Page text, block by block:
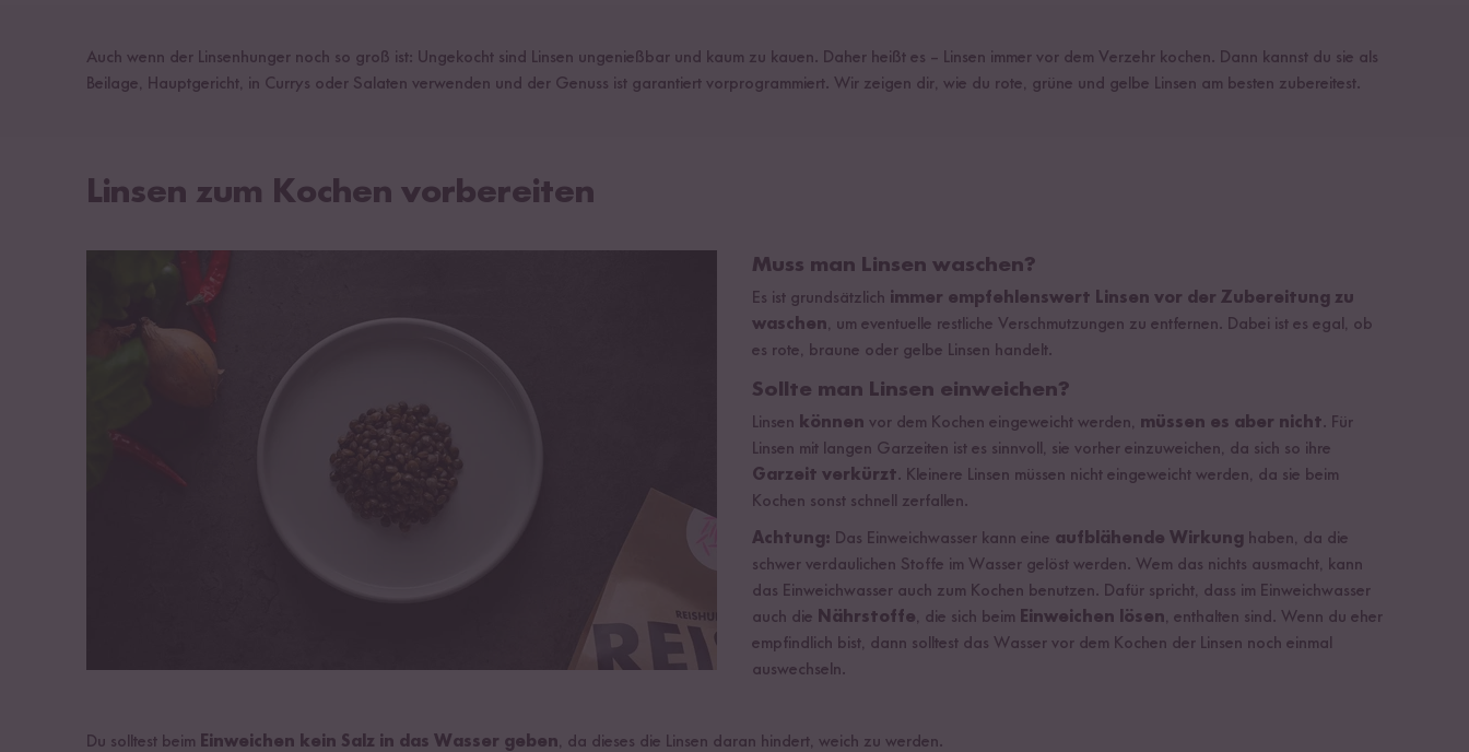
Auch wenn der Linsenhunger noch so groß ist: Ungekocht sind Linsen ungenießbar und kaum zu kauen. Daher heißt es – Linsen immer vor dem Verzehr kochen. Dann kannst du sie als
Beilage, Hauptgericht, in Currys oder Salaten verwenden und der Genuss ist garantiert vorprogrammiert. Wir zeigen dir, wie du rote, grüne und gelbe Linsen am besten zubereitest.
Linsen zum Kochen vorbereiten
Muss man Linsen waschen?
Es ist grundsätzlich immer empfehlenswert Linsen vor der Zubereitung zu
waschen, um eventuelle restliche Verschmutzungen zu entfernen. Dabei ist es egal, ob
es rote, braune oder gelbe Linsen handelt.
Sollte man Linsen einweichen?
Linsen können vor dem Kochen eingeweicht werden, müssen es aber nicht. Für
Linsen mit langen Garzeiten ist es sinnvoll, sie vorher einzuweichen, da sich so ihre
Garzeit verkürzt. Kleinere Linsen müssen nicht eingeweicht werden, da sie beim
Kochen sonst schnell zerfallen.
Achtung: Das Einweichwasser kann eine aufblähende Wirkung haben, da die
schwer verdaulichen Stoffe im Wasser gelöst werden. Wem das nichts ausmacht, kann
das Einweichwasser auch zum Kochen benutzen. Dafür spricht, dass im Einweichwasser
auch die Nährstoffe, die sich beim Einweichen lösen, enthalten sind. Wenn du eher
empfindlich bist, dann solltest das Wasser vor dem Kochen der Linsen noch einmal
auswechseln.
Du solltest beim Einweichen kein Salz in das Wasser geben, da dieses die Linsen daran hindert, weich zu werden.